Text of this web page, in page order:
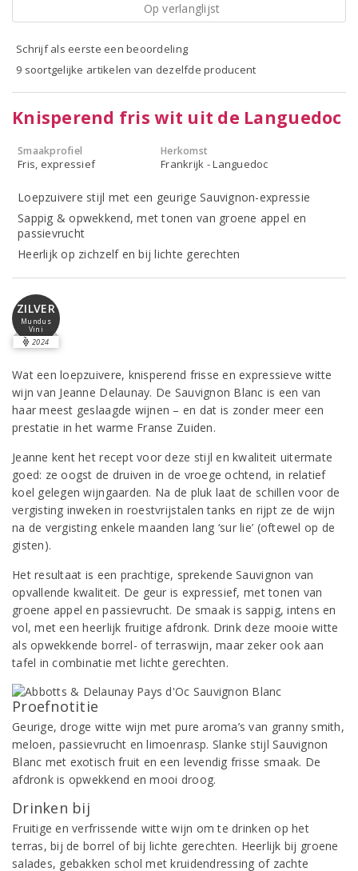
Op verlanglijst
Schrijf als eerste een beoordeling
9 soortgelijke artikelen van dezelfde producent
Knisperend fris wit uit de Languedoc
Smaakprofiel
Fris, expressief
Herkomst
Frankrijk - Languedoc
Loepzuivere stijl met een geurige Sauvignon-expressie
Sappig & opwekkend, met tonen van groene appel en
passievrucht
Heerlijk op zichzelf en bij lichte gerechten
ZILVER
Mundus
Vini
2024
Wat een loepzuivere, knisperend frisse en expressieve witte
wijn van Jeanne Delaunay. De Sauvignon Blanc is een van
haar meest geslaagde wijnen – en dat is zonder meer een
prestatie in het warme Franse Zuiden.
Jeanne kent het recept voor deze stijl en kwaliteit uitermate
goed: ze oogst de druiven in de vroege ochtend, in relatief
koel gelegen wijngaarden. Na de pluk laat de schillen voor de
vergisting inweken in roestvrijstalen tanks en rijpt ze de wijn
na de vergisting enkele maanden lang ‘sur lie’ (oftewel op de
gisten).
Het resultaat is een prachtige, sprekende Sauvignon van
opvallende kwaliteit. De geur is expressief, met tonen van
groene appel en passievrucht. De smaak is sappig, intens en
vol, met een heerlijk fruitige afdronk. Drink deze mooie witte
als opwekkende borrel- of terraswijn, maar zeker ook aan
tafel in combinatie met lichte gerechten.
Proefnotitie
Geurige, droge witte wijn met pure aroma’s van granny smith,
meloen, passievrucht en limoenrasp. Slanke stijl Sauvignon
Blanc met exotisch fruit en een levendig frisse smaak. De
afdronk is opwekkend en mooi droog.
Drinken bij
Fruitige en verfrissende witte wijn om te drinken op het
terras, bij de borrel of bij lichte gerechten. Heerlijk bij groene
salades, gebakken schol met kruidendressing of zachte